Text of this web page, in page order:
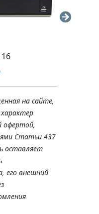
на сайте,
офертой,
Статьи 437
оставляет
его внешний